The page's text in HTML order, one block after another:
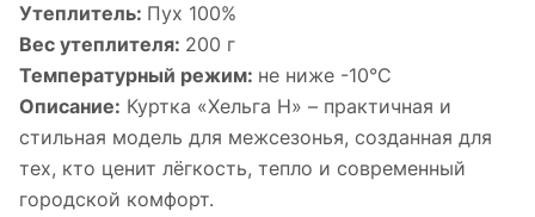
Утеплитель: Пух 100%
Вес утеплителя: 200 г
Температурный режим: не ниже -10°С
Описание: Куртка «Хельга Н» – практичная и
стильная модель для межсезонья, созданная для
тех, кто ценит лёгкость, тепло и современный
городской комфорт.